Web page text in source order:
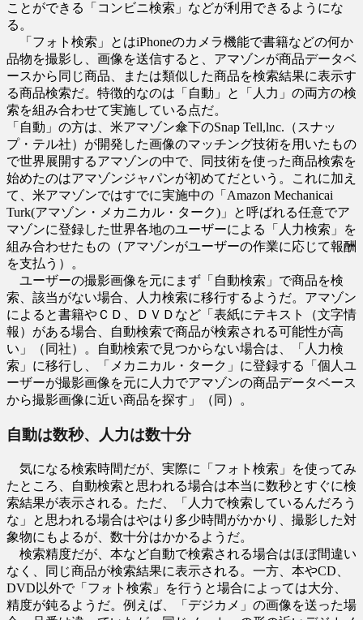
ことができる「コンビニ検索」などが利用できるようにな
る。
「フォト検索」とはiPhoneのカメラ機能で書籍などの何か
品物を撮影し、画像を送信すると、アマゾンが商品データベ
ースから同じ商品、または類似した商品を検索結果に表示す
る商品検索だ。特徴的なのは「自動」と「人力」の両方の検
索を組み合わせて実施している点だ。
「自動」の方は、米アマゾン傘下のSnap Tell,lnc.（スナッ
プ・テル社）が開発した画像のマッチング技術を用いたもの
で世界展開するアマゾンの中で、同技術を使った商品検索を
始めたのはアマゾンジャパンが初めてだという。これに加え
て、米アマゾンではすでに実施中の「Amazon Mechanicai
Turk(アマゾン・メカニカル・ターク)」と呼ばれる任意でア
マゾンに登録した世界各地のユーザーによる「人力検索」を
組み合わせたもの（アマゾンがユーザーの作業に応じて報酬
を支払う）。
ユーザーの撮影画像を元にまず「自動検索」で商品を検
索、該当がない場合、人力検索に移行するようだ。アマゾン
によると書籍やＣＤ、ＤＶＤなど「表紙にテキスト（文字情
報）がある場合、自動検索で商品が検索される可能性が高
い」（同社）。自動検索で見つからない場合は、「人力検
索」に移行し、「メカニカル・ターク」に登録する「個人ユ
ーザーが撮影画像を元に人力でアマゾンの商品データベース
から撮影画像に近い商品を探す」（同）。
自動は数秒、人力は数十分
気になる検索時間だが、実際に「フォト検索」を使ってみ
たところ、自動検索と思われる場合は本当に数秒とすぐに検
索結果が表示される。ただ、「人力で検索しているんだろう
な」と思われる場合はやはり多少時間がかかり、撮影した対
象物にもよるが、数十分はかかるようだ。
検索精度だが、本など自動で検索される場合はほぼ間違い
なく、同じ商品が検索結果に表示される。一方、本やCD、
DVD以外で「フォト検索」を行うと場合によっては大分、
精度が鈍るようだ。例えば、「デジカメ」の画像を送った場